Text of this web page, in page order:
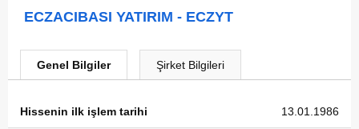
ECZACIBASI YATIRIM - ECZYT
Genel Bilgiler Şirket Bilgileri
Hissenin ilk işlem tarihi 13.01.1986